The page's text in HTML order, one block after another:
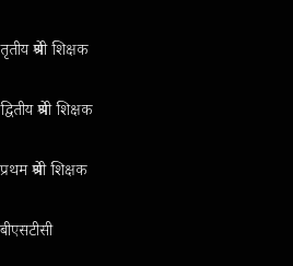
तृतीय श्रेणी शिक्षक
द्वितीय श्रेणी शिक्षक
प्रथम श्रेणी शिक्षक
बीएसटीसी